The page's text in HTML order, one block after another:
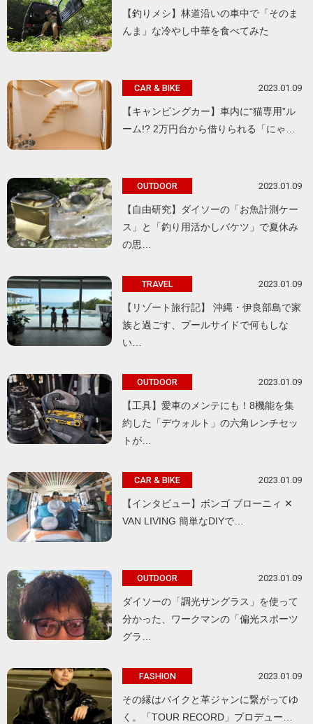
【釣りメシ】林道沿いの車中で「そのま
んま」な冷やし中華を食べてみた
CAR & BIKE 2023.01.09
【キャンピングカー】車内に“猫専用”ル
ーム!? 2万円台から借りられる「にゃ…
OUTDOOR 2023.01.09
【自由研究】ダイソーの「お魚計測ケー
ス」と「釣り用活かしバケツ」で夏休み
の思…
TRAVEL 2023.01.09
【リゾート旅行記】 沖縄・伊良部島で家
族と過ごす、プールサイドで何もしな
い…
OUTDOOR 2023.01.09
【工具】愛車のメンテにも！8機能を集
約した「デウォルト」の六角レンチセッ
トが…
CAR & BIKE 2023.01.09
【インタビュー】ボンゴ ブローニィ ✕
VAN LIVING 簡単なDIYで…
OUTDOOR 2023.01.09
ダイソーの「調光サングラス」を使って
分かった、ワークマンの「偏光スポーツ
グラ…
FASHION 2023.01.09
その縁はバイクと革ジャンに繋がってゆ
く。「TOUR RECORD」プロデュー…